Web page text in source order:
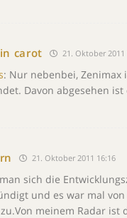
carot 21. Oktober 2011
: Nur nebenbei, Zenimax
Davon abgesehen
21. Oktober 2011 16:16
sich die
und es war mal von
meinem Radar ist